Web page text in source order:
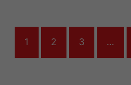
1 2 3 …